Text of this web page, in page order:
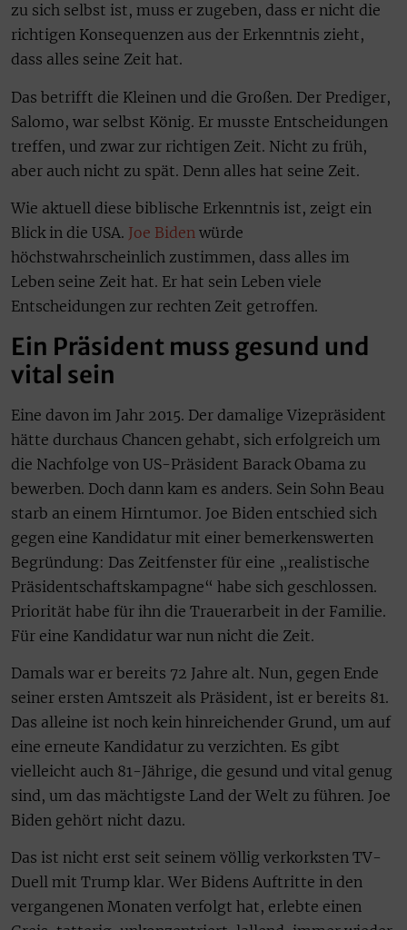
zu sich selbst ist, muss er zugeben, dass er nicht die
richtigen Konsequenzen aus der Erkenntnis zieht,
dass alles seine Zeit hat.
Das betrifft die Kleinen und die Großen. Der Prediger,
Salomo, war selbst König. Er musste Entscheidungen
treffen, und zwar zur richtigen Zeit. Nicht zu früh,
aber auch nicht zu spät. Denn alles hat seine Zeit.
Wie aktuell diese biblische Erkenntnis ist, zeigt ein
Blick in die USA. Joe Biden würde
höchstwahrscheinlich zustimmen, dass alles im
Leben seine Zeit hat. Er hat sein Leben viele
Entscheidungen zur rechten Zeit getroffen.
Ein Präsident muss gesund und
vital sein
Eine davon im Jahr 2015. Der damalige Vizepräsident
hätte durchaus Chancen gehabt, sich erfolgreich um
die Nachfolge von US-Präsident Barack Obama zu
bewerben. Doch dann kam es anders. Sein Sohn Beau
starb an einem Hirntumor. Joe Biden entschied sich
gegen eine Kandidatur mit einer bemerkenswerten
Begründung: Das Zeitfenster für eine „realistische
Präsidentschaftskampagne“ habe sich geschlossen.
Priorität habe für ihn die Trauerarbeit in der Familie.
Für eine Kandidatur war nun nicht die Zeit.
Damals war er bereits 72 Jahre alt. Nun, gegen Ende
seiner ersten Amtszeit als Präsident, ist er bereits 81.
Das alleine ist noch kein hinreichender Grund, um auf
eine erneute Kandidatur zu verzichten. Es gibt
vielleicht auch 81-Jährige, die gesund und vital genug
sind, um das mächtigste Land der Welt zu führen. Joe
Biden gehört nicht dazu.
Das ist nicht erst seit seinem völlig verkorksten TV-
Duell mit Trump klar. Wer Bidens Auftritte in den
vergangenen Monaten verfolgt hat, erlebte einen